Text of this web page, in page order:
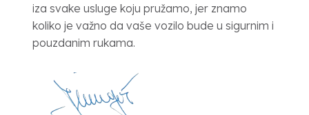
iza svake usluge koju pružamo, jer znamo
koliko je važno da vaše vozilo bude u sigurnim i
pouzdanim rukama.